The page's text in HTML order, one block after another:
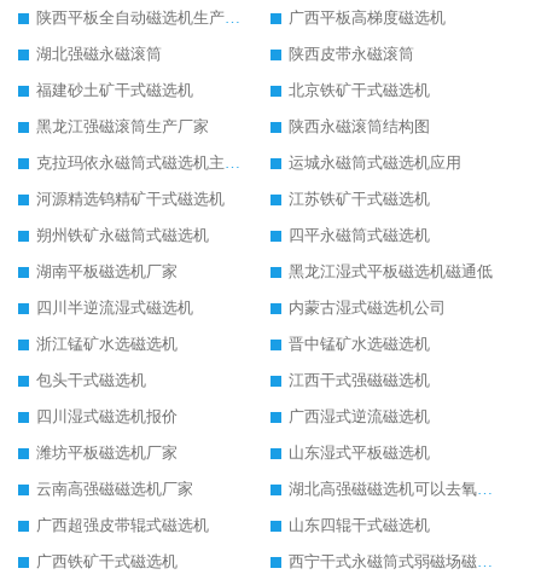
陕西平板全自动磁选机生产厂家
广西平板高梯度磁选机
湖北强磁永磁滚筒
陕西皮带永磁滚筒
福建砂土矿干式磁选机
北京铁矿干式磁选机
黑龙江强磁滚筒生产厂家
陕西永磁滚筒结构图
克拉玛依永磁筒式磁选机主要技术参数
运城永磁筒式磁选机应用
河源精选钨精矿干式磁选机
江苏铁矿干式磁选机
朔州铁矿永磁筒式磁选机
四平永磁筒式磁选机
湖南平板磁选机厂家
黑龙江湿式平板磁选机磁通低
四川半逆流湿式磁选机
内蒙古湿式磁选机公司
浙江锰矿水选磁选机
晋中锰矿水选磁选机
包头干式磁选机
江西干式强磁磁选机
四川湿式磁选机报价
广西湿式逆流磁选机
潍坊平板磁选机厂家
山东湿式平板磁选机
云南高强磁磁选机厂家
湖北高强磁磁选机可以去氧化铝
广西超强皮带辊式磁选机
山东四辊干式磁选机
广西铁矿干式磁选机
西宁干式永磁筒式弱磁场磁选机结构图